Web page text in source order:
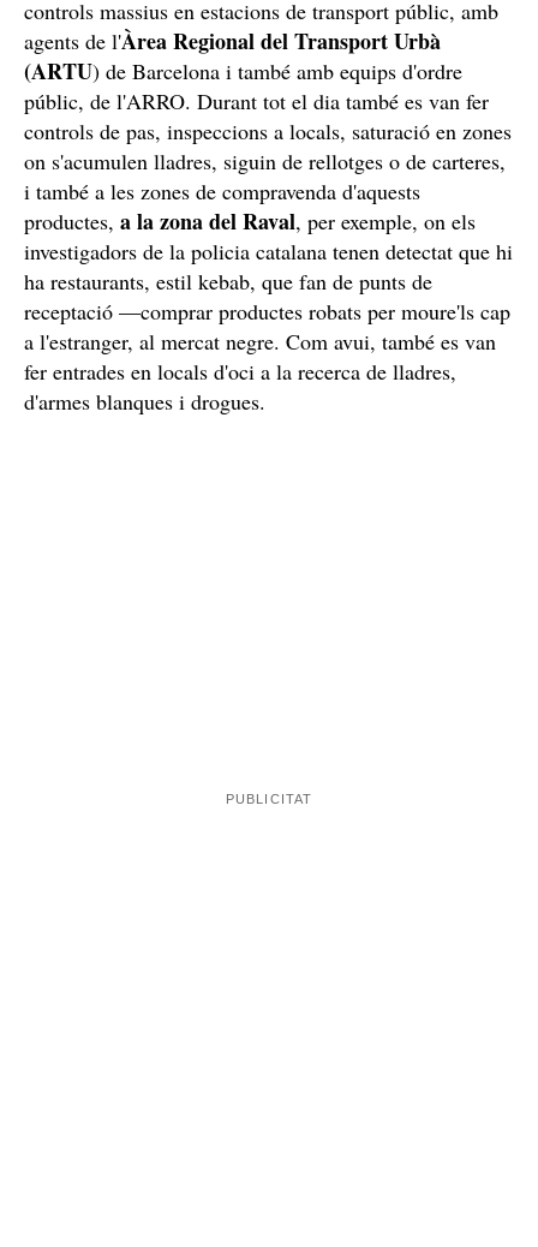
controls massius en estacions de transport públic, amb
agents de l'Àrea Regional del Transport Urbà
(ARTU) de Barcelona i també amb equips d'ordre
públic, de l'ARRO. Durant tot el dia també es van fer
controls de pas, inspeccions a locals, saturació en zones
on s'acumulen lladres, siguin de rellotges o de carteres,
i també a les zones de compravenda d'aquests
productes, a la zona del Raval, per exemple, on els
investigadors de la policia catalana tenen detectat que hi
ha restaurants, estil kebab, que fan de punts de
receptació —comprar productes robats per moure'ls cap
a l'estranger, al mercat negre. Com avui, també es van
fer entrades en locals d'oci a la recerca de lladres,
d'armes blanques i drogues.